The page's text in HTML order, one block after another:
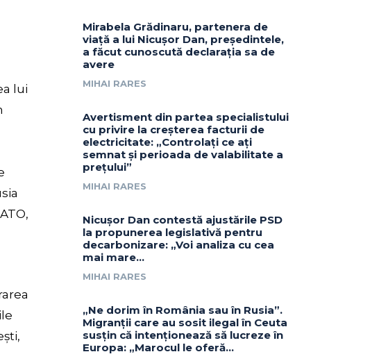
lui
Mirabela Grădinaru, partenera de
viață a lui Nicușor Dan, președintele,
a făcut cunoscută declarația sa de
avere
MIHAI RARES
Avertisment din partea specialistului
cu privire la creșterea facturii de
electricitate: „Controlați ce ați
semnat și perioada de valabilitate a
prețului”
MIHAI RARES
Nicușor Dan contestă ajustările PSD
la propunerea legislativă pentru
decarbonizare: „Voi analiza cu cea
mai mare…
MIHAI RARES
„Ne dorim în România sau în Rusia”.
Migranții care au sosit ilegal în Ceuta
susțin că intenționează să lucreze în
Europa: „Marocul le oferă...